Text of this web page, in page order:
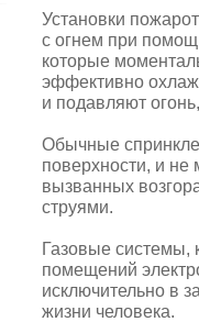
Установки
с огнем при
которые
эффективно
и подавляют
Обычные
поверхности, и
вызванных
струями.
Газовые системы,
помещений
исключительно в
жизни человека.